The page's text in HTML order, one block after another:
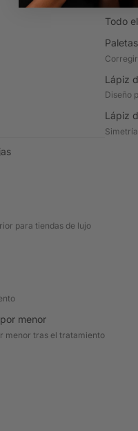
para tiendas de lujo
menor
menor tras el tratamiento
Todo
Lápiz
Diseño
Lápiz